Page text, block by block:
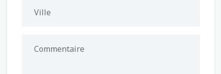
Ville
Commentaire